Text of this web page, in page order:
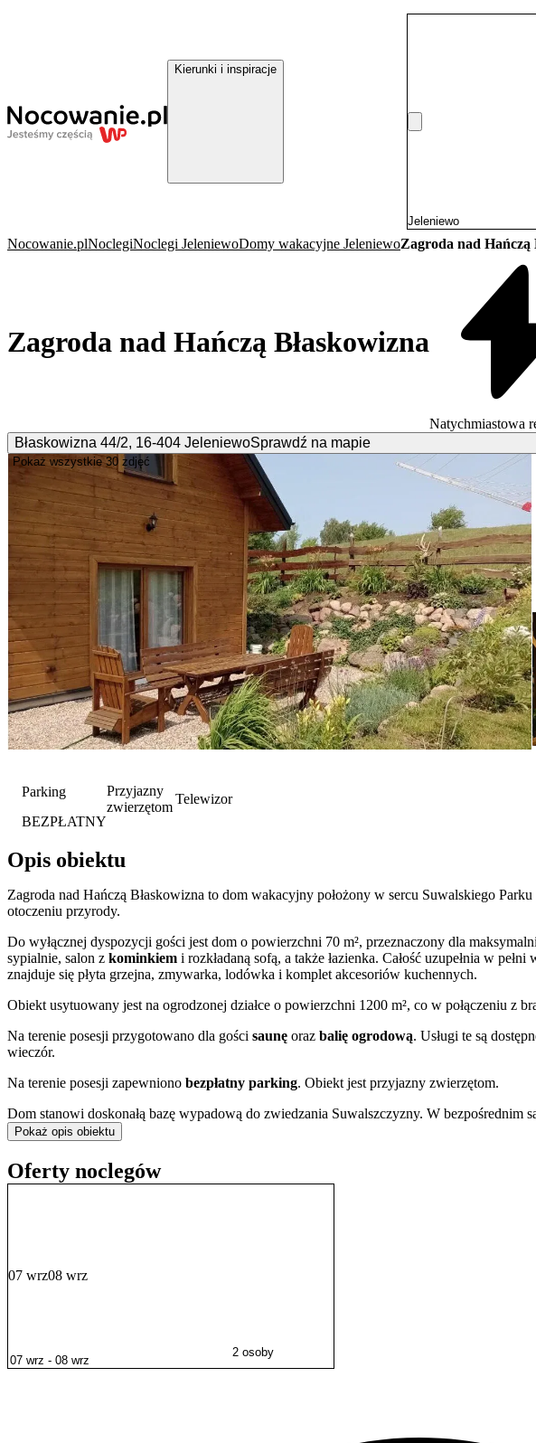
Kierunki i inspiracje
Nocowanie.plNoclegiNoclegi JeleniewoDomy wakacyjne JeleniewoZagroda nad Hańczą
Zagroda nad Hańczą Błaskowizna
Natychmiastowa
Błaskowizna 44/2, 16-404 JeleniewoSprawdź na mapie
Pokaż wszystkie 30 zdjęć
Parking
BEZPŁATNY
Przyjazny
zwierzętom
Telewizor
Opis obiektu
Zagroda nad Hańczą Błaskowizna to dom wakacyjny położony w sercu Suwalskiego
otoczeniu przyrody.
Do wyłącznej dyspozycji gości jest dom o powierzchni 70 m², przeznaczony dla
sypialnie, salon z kominkiem i rozkładaną sofą, a także łazienka. Całość uzupełnia w
znajduje się płyta grzejna, zmywarka, lodówka i komplet akcesoriów kuchennych.
Obiekt usytuowany jest na ogrodzonej działce o powierzchni 1200 m², co w połączeniu z
Na terenie posesji przygotowano dla gości saunę oraz balię ogrodową. Usługi te są
wieczór.
Na terenie posesji zapewniono bezpłatny parking. Obiekt jest przyjazny zwierzętom.
Dom stanowi doskonałą bazę wypadową do zwiedzania Suwalszczyzny. W bezpośrednim
rowerowe Suwalskiego Parku Krajobrazowego. Warto wybrać się nad najgłębsze w Polsce
Stańczykach czy odwiedzić pobliski Wigierski Park Narodowy z Klasztorem Kamedułów.
stwarzają idealne warunki do organizacji
Pokaż opis obiektu
Oferty noclegów
07 wrz08 wrz
2 osoby